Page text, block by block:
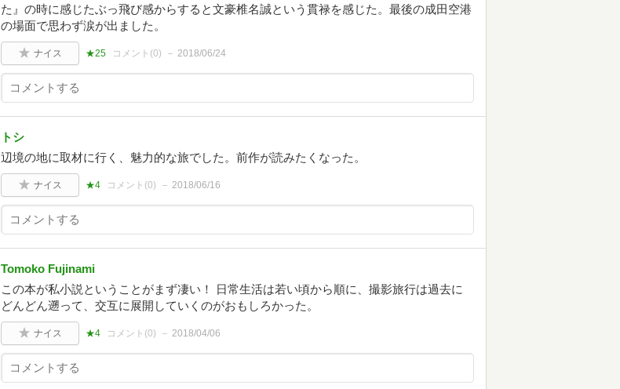
た』の時に感じたぶっ飛び感からすると文豪椎名誠という貫禄を感じた。最後の成田空港
の場面で思わず涙が出ました。
ナイス ★25 コメント(0) 2018/06/24
トシ
辺境の地に取材に行く、魅力的な旅でした。前作が読みたくなった。
ナイス ★4 コメント(0) 2018/06/16
Tomoko Fujinami
この本が私小説ということがまず凄い！ 日常生活は若い頃から順に、撮影旅行は過去に
どんどん遡って、交互に展開していくのがおもしろかった。
ナイス ★4 コメント(0) 2018/04/06